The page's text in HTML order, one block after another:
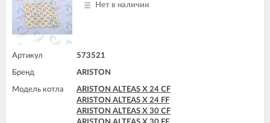
ARISTON T2 23 MI GPL
ARISTON TX 27 MFFI
Нет в наличии
Артикул 573521
Бренд ARISTON
Модель котла
ARISTON ALTEAS X 24 CF
ARISTON ALTEAS X 24 FF
ARISTON ALTEAS X 30 CF